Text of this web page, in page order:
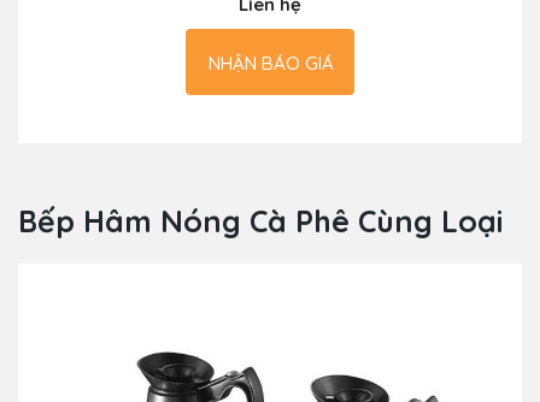
NHẬN BÁO GIÁ
Bếp Hâm Nóng Cà Phê Cùng Loại